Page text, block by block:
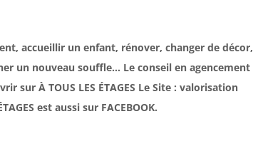
accueillir un enfant, rénover, changer de décor,
un nouveau souffle… Le conseil en agencement
sur À TOUS LES ÉTAGES Le Site : valorisation
est aussi sur FACEBOOK.